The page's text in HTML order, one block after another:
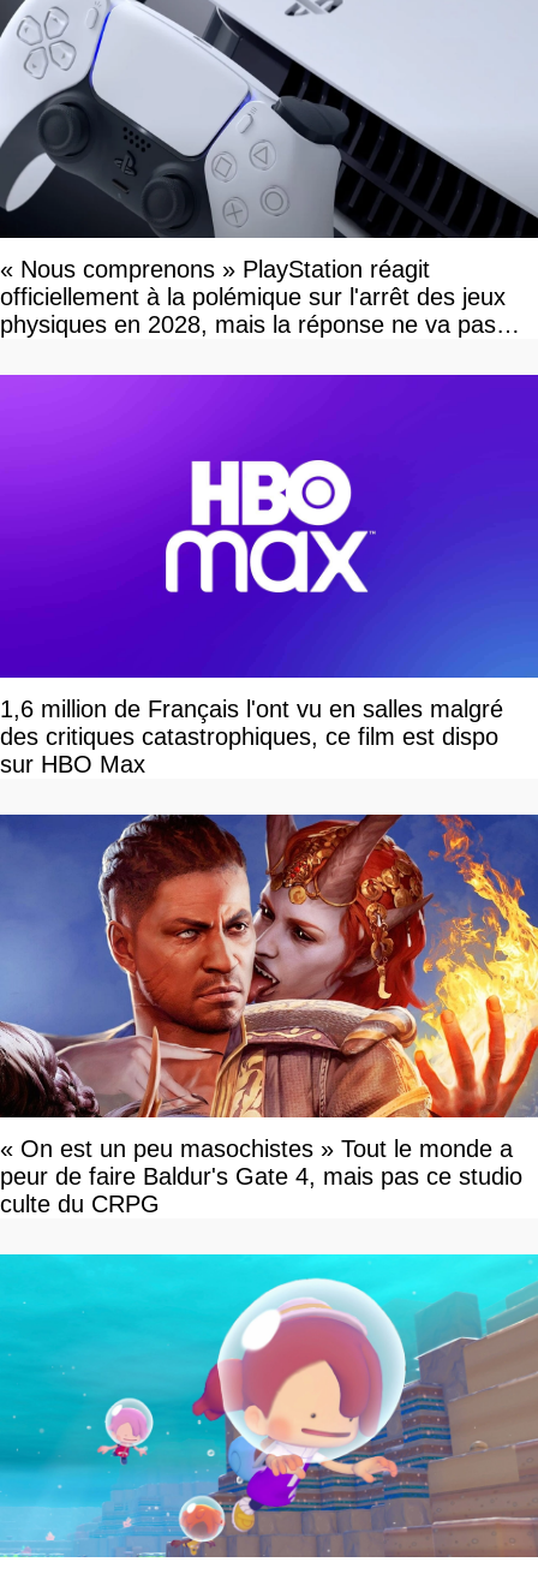
« Nous comprenons » PlayStation réagit
officiellement à la polémique sur l'arrêt des jeux
physiques en 2028, mais la réponse ne va pas
1,6 million de Français l'ont vu en salles malgré
des critiques catastrophiques, ce film est dispo
sur HBO Max
« On est un peu masochistes » Tout le monde a
peur de faire Baldur's Gate 4, mais pas ce studio
culte du CRPG